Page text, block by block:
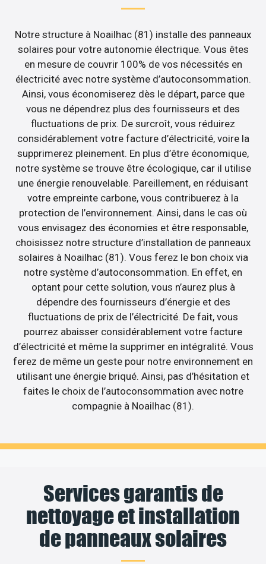
Notre structure à Noailhac (81) installe des panneaux
solaires pour votre autonomie électrique. Vous êtes
en mesure de couvrir 100% de vos nécessités en
électricité avec notre système d’autoconsommation.
Ainsi, vous économiserez dès le départ, parce que
vous ne dépendrez plus des fournisseurs et des
fluctuations de prix. De surcroît, vous réduirez
considérablement votre facture d’électricité, voire la
supprimerez pleinement. En plus d’être économique,
notre système se trouve être écologique, car il utilise
une énergie renouvelable. Pareillement, en réduisant
votre empreinte carbone, vous contribuerez à la
protection de l’environnement. Ainsi, dans le cas où
vous envisagez des économies et être responsable,
choisissez notre structure d’installation de panneaux
solaires à Noailhac (81). Vous ferez le bon choix via
notre système d’autoconsommation. En effet, en
optant pour cette solution, vous n’aurez plus à
dépendre des fournisseurs d’énergie et des
fluctuations de prix de l’électricité. De fait, vous
pourrez abaisser considérablement votre facture
d’électricité et même la supprimer en intégralité. Vous
ferez de même un geste pour notre environnement en
utilisant une énergie briqué. Ainsi, pas d’hésitation et
faites le choix de l’autoconsommation avec notre
compagnie à Noailhac (81).
Services garantis de
nettoyage et installation
de panneaux solaires